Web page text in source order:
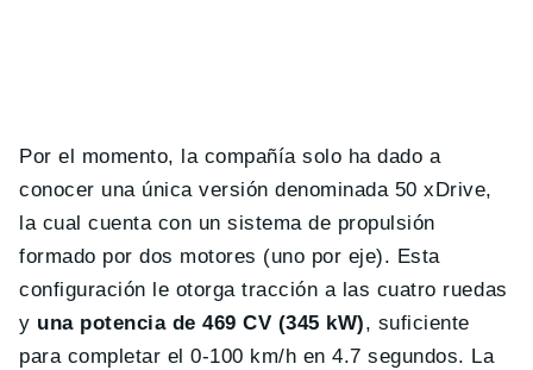
Por el momento, la compañía solo ha dado a
conocer una única versión denominada 50 xDrive,
la cual cuenta con un sistema de propulsión
formado por dos motores (uno por eje). Esta
configuración le otorga tracción a las cuatro ruedas
y una potencia de 469 CV (345 kW), suficiente
para completar el 0-100 km/h en 4.7 segundos. La